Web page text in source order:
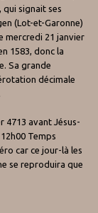
qui signait ses
(Lot-et-Garonne)
mercredi 21 janvier
1583, donc la
Sa grande
décimale
4713 avant Jésus-
Temps
car ce jour-là les
se reproduira que